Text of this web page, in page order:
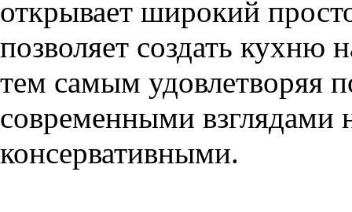
открывает широкий
позволяет создать кухню
тем самым удовлетворяя
современными взглядами
консервативными.